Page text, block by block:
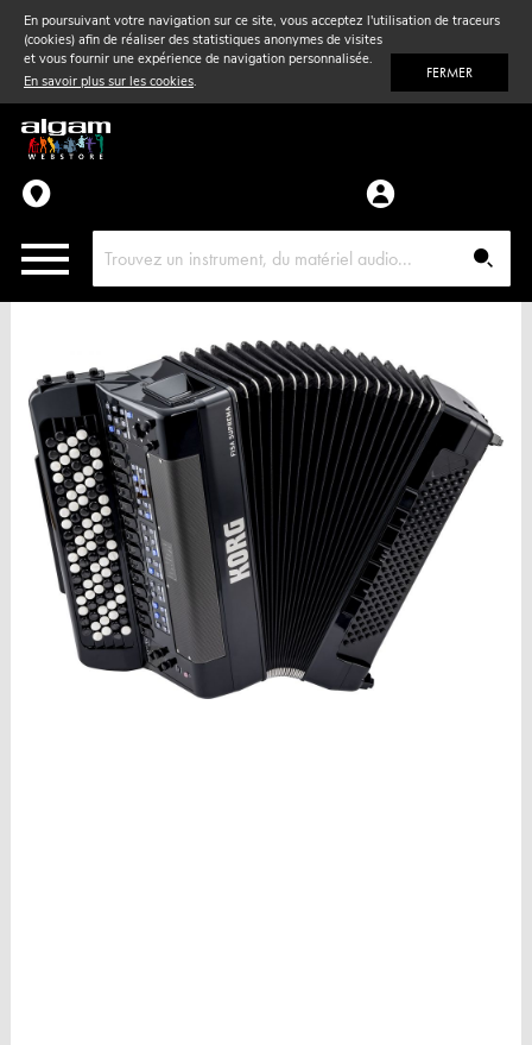
En poursuivant votre navigation sur ce site, vous acceptez l'utilisation de traceurs
(cookies) afin de réaliser des statistiques anonymes de visites
et vous fournir une expérience de navigation personnalisée.
En savoir plus sur les cookies. FERMER
Vent& Violon
Accessoires
Pièces détachées